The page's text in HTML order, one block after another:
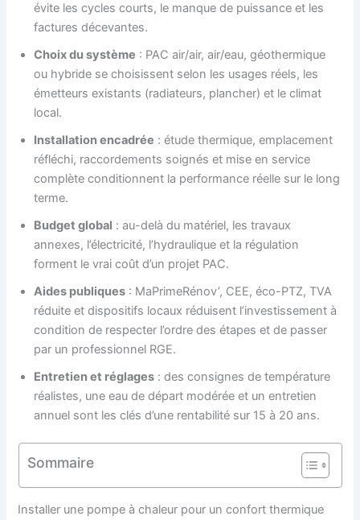
évite les cycles courts, le manque de puissance et les
factures décevantes.
Choix du système : PAC air/air, air/eau, géothermique
ou hybride se choisissent selon les usages réels, les
émetteurs existants (radiateurs, plancher) et le climat
local.
Installation encadrée : étude thermique, emplacement
réfléchi, raccordements soignés et mise en service
complète conditionnent la performance réelle sur le long
terme.
Budget global : au-delà du matériel, les travaux
annexes, l’électricité, l’hydraulique et la régulation
forment le vrai coût d’un projet PAC.
Aides publiques : MaPrimeRénov’, CEE, éco-PTZ, TVA
réduite et dispositifs locaux réduisent l’investissement à
condition de respecter l’ordre des étapes et de passer
par un professionnel RGE.
Entretien et réglages : des consignes de température
réalistes, une eau de départ modérée et un entretien
annuel sont les clés d’une rentabilité sur 15 à 20 ans.
Sommaire
Installer une pompe à chaleur pour un confort thermique